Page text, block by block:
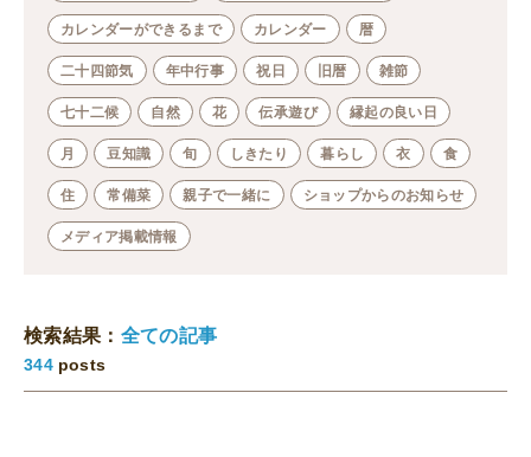
カレンダーができるまで カレンダー 暦
二十四節気 年中行事 祝日 旧暦 雑節
七十二候 自然 花 伝承遊び 縁起の良い日
月 豆知識 旬 しきたり 暮らし 衣 食
住 常備菜 親子で一緒に ショップからのお知らせ
メディア掲載情報
検索結果： 全ての記事
344 posts